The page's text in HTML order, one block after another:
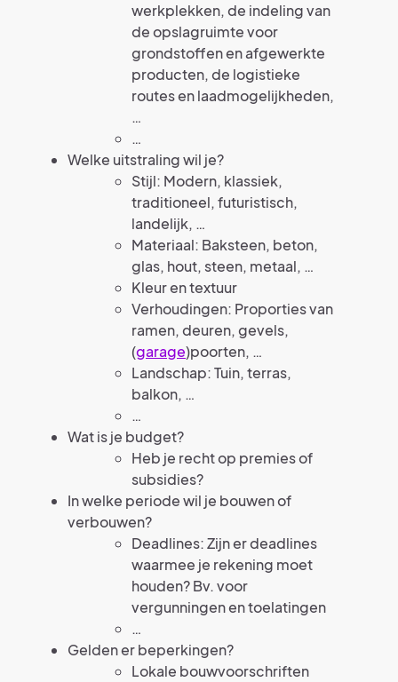
werkplekken, de indeling van
de opslagruimte voor
grondstoffen en afgewerkte
producten, de logistieke
routes en laadmogelijkheden,
…
…
Welke uitstraling wil je?
Stijl: Modern, klassiek,
traditioneel, futuristisch,
landelijk, …
Materiaal: Baksteen, beton,
glas, hout, steen, metaal, …
Kleur en textuur
Verhoudingen: Proporties van
ramen, deuren, gevels,
(garage)poorten, …
Landschap: Tuin, terras,
balkon, …
…
Wat is je budget?
Heb je recht op premies of
subsidies?
In welke periode wil je bouwen of
verbouwen?
Deadlines: Zijn er deadlines
waarmee je rekening moet
houden? Bv. voor
vergunningen en toelatingen
…
Gelden er beperkingen?
Lokale bouwvoorschriften